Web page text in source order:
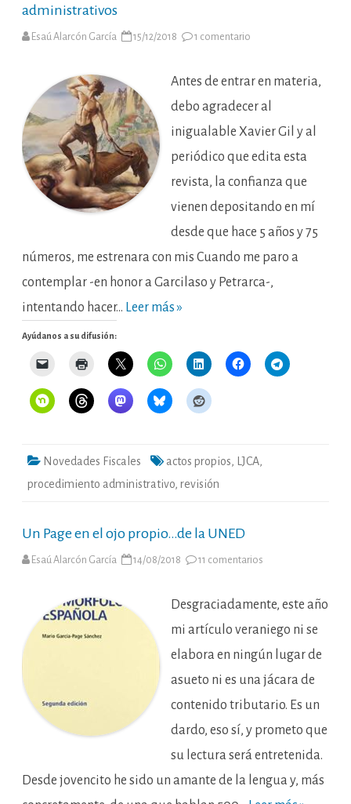
administrativos
Esaú Alarcón García 15/12/2018 1 comentario
sistema
revisión
de
administrativos
Antes de entrar en materia,
debo agradecer al
inigualable Xavier Gil y al
periódico que edita esta
revista, la confianza que
vienen depositando en mí
desde que hace 5 años y 75
números, me estrenara con mis Cuando me paro a
contemplar -en honor a Garcilaso y Petrarca-,
intentando hacer… Leer más »
Ayúdanos a su difusión:
Novedades Fiscales actos propios, LJCA,
procedimiento administrativo, revisión
Un Page en el ojo propio…de la UNED
Esaú Alarcón García 14/08/2018 11 comentarios
el
propio…
de
la
UNED
Desgraciadamente, este año
mi artículo veraniego ni se
elabora en ningún lugar de
asueto ni es una jácara de
contenido tributario. Es un
dardo, eso sí, y prometo que
su lectura será entretenida.
Desde jovencito he sido un amante de la lengua y, más